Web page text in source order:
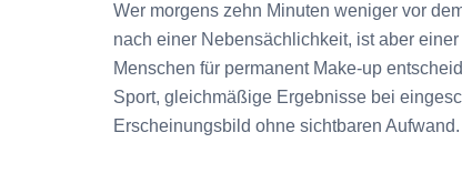
Wer morgens zehn Minuten weniger vor
nach einer Nebensächlichkeit, ist aber
Menschen für permanent Make-up
Sport, gleichmäßige Ergebnisse bei
Erscheinungsbild ohne sichtbaren Aufwand.